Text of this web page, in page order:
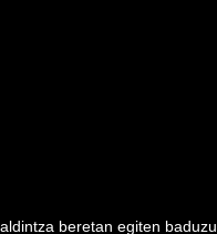
beretan egiten baduzu.